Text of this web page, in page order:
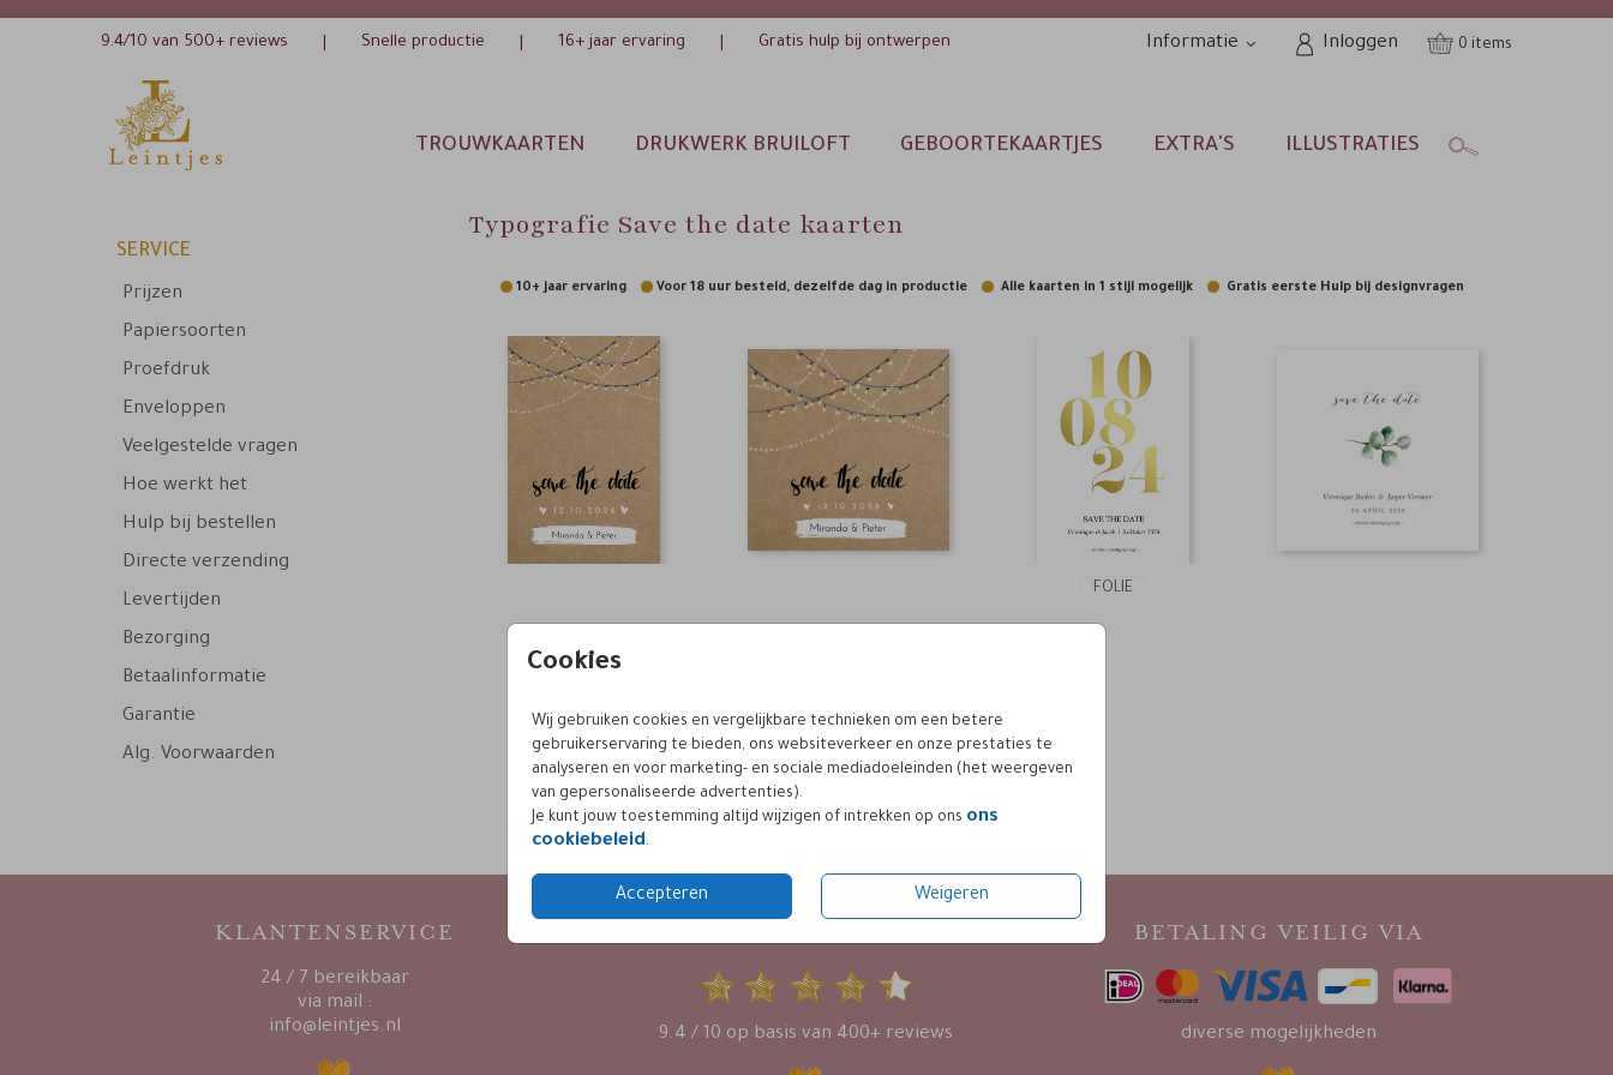
9.4/10 van 500+ reviews Snelle productie 16+ jaar ervaring Gratis hulp bij ontwerpen Informatie Inloggen 0
TROUWKAARTEN DRUKWERK BRUILOFT GEBOORTEKAARTJES EXTRA'S ILLUSTRATIES
Cookies
Wij gebruiken cookies en vergelijkbare technieken om een betere
gebruikerservaring te bieden, ons websiteverkeer en onze prestaties te
analyseren en voor marketing- en sociale mediadoeleinden (het weergeven
van gepersonaliseerde advertenties).
Je kunt jouw toestemming altijd wijzigen of intrekken op ons ons
cookiebeleid.
Accepteren Weigeren
SERVICE
Prijzen
Papiersoorten
Proefdruk
Enveloppen
Veelgestelde vragen
Hoe werkt het
Hulp bij bestellen
Directe verzending
Levertijden
Bezorging
Betaalinformatie
Garantie
Alg. Voorwaarden
Typografie Save the date kaarten
10+ jaar ervaring Voor 18 uur besteld, dezelfde dag in productie Alle kaarten in 1 stijl mogelijk Gratis eerste Hulp bij designvragen
FOLIE
KLANTENSERVICE
24 / 7 bereikbaar
via mail :
info@leintjes.nl
9.4 / 10 op basis van 400+ reviews
BETALING VEILIG VIA
diverse mogelijkheden